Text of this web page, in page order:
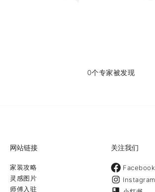
0个专家被发现
网站链接
家装攻略
灵感图片
师傅入驻
关注我们
Facebook
Instagram